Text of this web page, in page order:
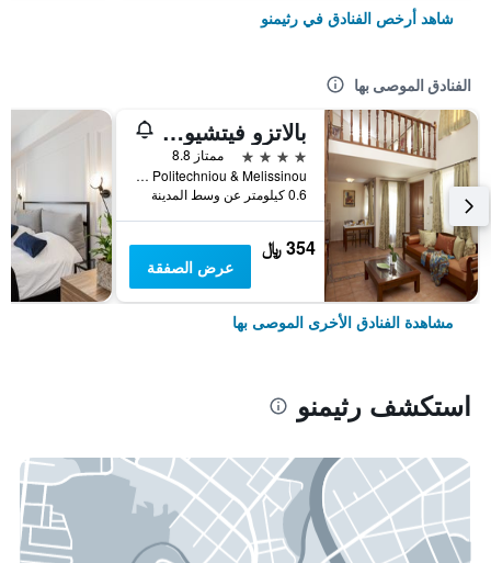
شاهد أرخص الفنادق في رثيمنو
الفنادق الموصى بها
بالاتزو فيتشيون إكسكلوسيف ريزيدانس
4 نجوم
ممتاز 8.8
Iroon Politechniou & Melissinou, رثيمنو, اليونان
0.6 كيلومتر عن وسط المدينة
354 ﷼
عرض الصفقة
مشاهدة الفنادق الأخرى الموصى بها
استكشف رثيمنو